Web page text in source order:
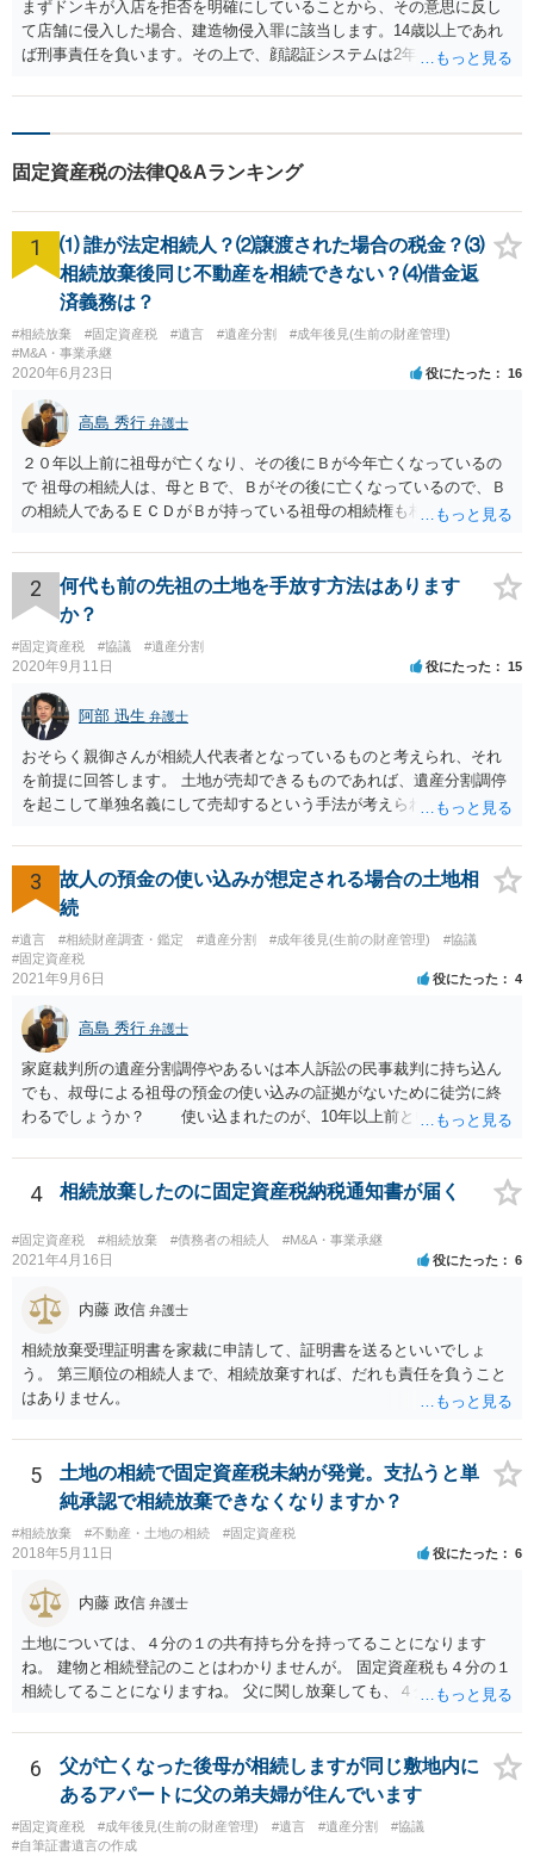
まずドンキが入店を拒否を明確にしていることから、その意思に反し
て店舗に侵入した場合、建造物侵入罪に該当します。14歳以上であれ
ば刑事責任を負います。その上で、顔認証システムは2年程度で削除さ
いです。そのドンキにどうしても行かないといけない理由は不明です
固定資産税の法律Q&Aランキング
1
⑴ 誰が法定相続人？⑵譲渡された場合の税金？⑶
相続放棄後同じ不動産を相続できない？⑷借金返
済義務は？
#相続放棄 #固定資産税 #遺言 #遺産分割
#成年後見(生前の財産管理)
#M&A・事業承継
2020年6月23日 役にたった 16
高島 秀行 弁護士
２０年以上前に祖母が亡くなり、その後にＢが今年亡くなっているの
で 祖母の相続人は、母とＢで、Ｂがその後に亡くなっているので、Ｂ
の相続人であるＥＣＤがＢが持っている祖母の相続権も相続すること
Ｅも行う必要があります。 Ｂの配偶者であるＥは常にＢの相続人とな
ります。
2
何代も前の先祖の土地を手放す方法はあります
か？
#固定資産税 #協議 #遺産分割
2020年9月11日 役にたった 15
阿部 迅生 弁護士
おそらく親御さんが相続人代表者となっているものと考えられ、それ
を前提に回答します。 土地が売却できるものであれば、遺産分割調停
を起こして単独名義にして売却するという手法が考えられます。 相続
ではないです。問題は売却できる土地かどうかとどの程度で売却でき
るかになります。 売却できない又は売却できたとしてもわずかな金額
であるとなれば、共有持ち分の放棄ができるかの検討になりますが、
較して費用対効果があるかどうかという検討になります。
3
故人の預金の使い込みが想定される場合の土地相
続
#遺言 #相続財産調査・鑑定 #遺産分割 #成年後見(生前の財産管理)
#協議
#固定資産税
2021年9月6日 役にたった 4
高島 秀行 弁護士
家庭裁判所の遺産分割調停やあるいは本人訴訟の民事裁判に持ち込ん
でも、叔母による祖母の預金の使い込みの証拠がないために徒労に終
わるでしょうか？ 使い込まれたのが、10年以上前ということだと
し、不法行為の構成を取れば知ってから3年以内であれば、損害賠償請
求は可能です。 しかし、使い込みの立証をできるかどうかはわか
いと思います。
4 相続放棄したのに固定資産税納税通知書が届く
#固定資産税 #相続放棄 #債務者の相続人 #M&A・事業承継
2021年4月16日 役にたった 6
内藤 政信 弁護士
相続放棄受理証明書を家裁に申請して、証明書を送るといいでしょ
う。 第三順位の相続人まで、相続放棄すれば、だれも責任を負うこと
はありません。
5
土地の相続で固定資産税未納が発覚。支払うと単
純承認で相続放棄できなくなりますか？
#相続放棄 #不動産・土地の相続 #固定資産税
2018年5月11日 役にたった 6
内藤 政信 弁護士
土地については、４分の１の共有持ち分を持ってることになります
ね。 建物と相続登記のことはわかりませんが。 固定資産税も４分の１
相続してることになりますね。 父に関し放棄しても、４分の１はあな
ば、単純承認にはならないでしょう。 役所にも話を通しておいた方が
いいでしょう。 あるいは、相続して売却しても、滞納に追いつかない
ですかね。
6
父が亡くなった後母が相続しますが同じ敷地内に
あるアパートに父の弟夫婦が住んでいます
#固定資産税 #成年後見(生前の財産管理) #遺言 #遺産分割
#協議
#自筆証書遺言の作成